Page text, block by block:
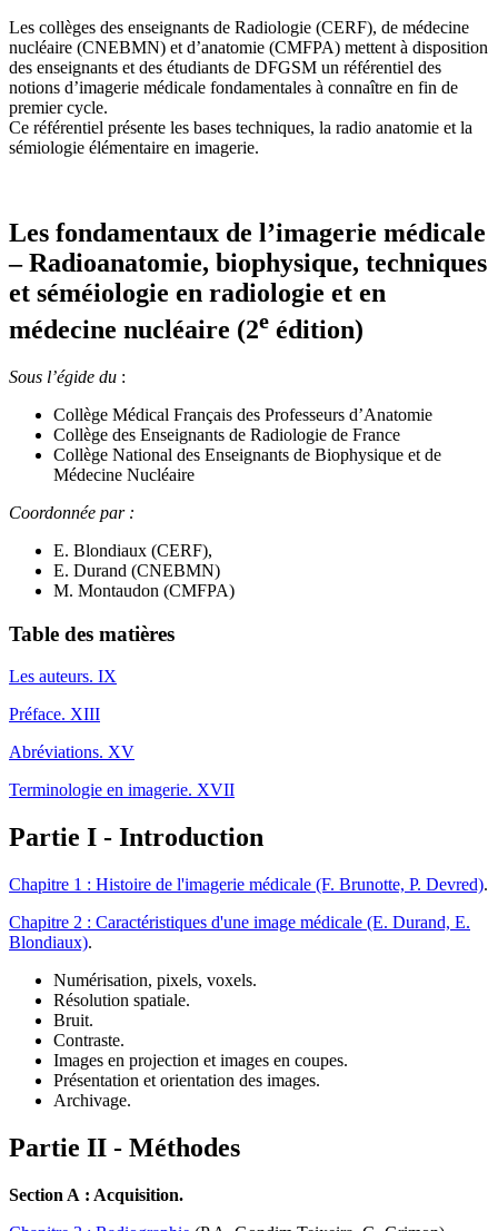
Les collèges des enseignants de Radiologie (CERF), de médecine
nucléaire (CNEBMN) et d’anatomie (CMFPA) mettent à disposition
des enseignants et des étudiants de DFGSM un référentiel des
notions d’imagerie médicale fondamentales à connaître en fin de
premier cycle.
Ce référentiel présente les bases techniques, la radio anatomie et la
sémiologie élémentaire en imagerie.
Les fondamentaux de l’imagerie médicale
–Radioanatomie, biophysique, techniques
et séméiologie en radiologie et en
médecine nucléaire (2e édition)
Sous l’égide du :
Collège Médical Français des Professeurs d’Anatomie
Collège des Enseignants de Radiologie de France
Collège National des Enseignants de Biophysique et de
Médecine Nucléaire
Coordonnée par :
E. Blondiaux (CERF),
E. Durand (CNEBMN)
M. Montaudon (CMFPA)
Table des matières
Les auteurs. IX
Préface. XIII
Abréviations. XV
Terminologie en imagerie. XVII
Partie I - Introduction
Chapitre 1 : Histoire de l'imagerie médicale (F. Brunotte, P. Devred).
Chapitre 2 : Caractéristiques d'une image médicale (E. Durand, E.
Blondiaux).
Numérisation, pixels, voxels.
Résolution spatiale.
Bruit.
Contraste.
Images en projection et images en coupes.
Présentation et orientation des images.
Archivage.
Partie II - Méthodes
Section A : Acquisition.